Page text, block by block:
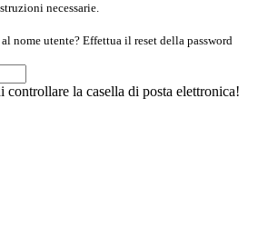
necessarie.
nome utente? Effettua il reset della password
controllare la casella di posta elettronica!